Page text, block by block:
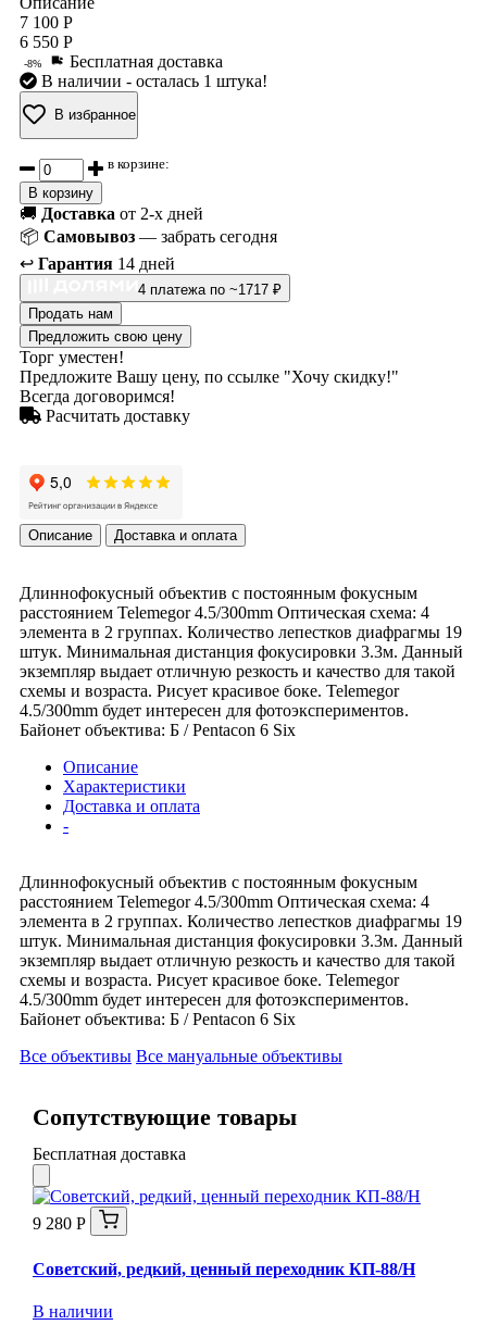
7 100 Р
6 550 Р
-8%
Бесплатная доставка
В наличии - осталась 1 штука!
В избранное
в корзине:
В корзину
🚚 Доставка от 2-х дней
📦 Самовывоз — забрать сегодня
↩️ Гарантия 14 дней
4 платежа по ~1717 ₽
Продать нам
Предложить свою цену
Торг уместен!
Предложите Вашу цену, по ссылке "Хочу скидку!"
Всегда договоримся!
Расчитать доставку
Описание Доставка и оплата
Длиннофокусный объектив с постоянным фокусным
расстоянием Telemegor 4.5/300mm Оптическая схема: 4
элемента в 2 группах. Количество лепестков диафрагмы 19
штук. Минимальная дистанция фокусировки 3.3м. Данный
экземпляр выдает отличную резкость и качество для такой
схемы и возраста. Рисует красивое боке. Telemegor
4.5/300mm будет интересен для фотоэкспериментов.
Байонет объектива: Б / Pentacon 6 Six
Описание
Характеристики
Доставка и оплата
-
Длиннофокусный объектив с постоянным фокусным
расстоянием Telemegor 4.5/300mm Оптическая схема: 4
элемента в 2 группах. Количество лепестков диафрагмы 19
штук. Минимальная дистанция фокусировки 3.3м. Данный
экземпляр выдает отличную резкость и качество для такой
схемы и возраста. Рисует красивое боке. Telemegor
4.5/300mm будет интересен для фотоэкспериментов.
Байонет объектива: Б / Pentacon 6 Six
Все объективы Все мануальные объективы
Сопутствующие товары
Бесплатная доставка
9 280 Р
Советский, редкий, ценный переходник КП-88/Н
В наличии